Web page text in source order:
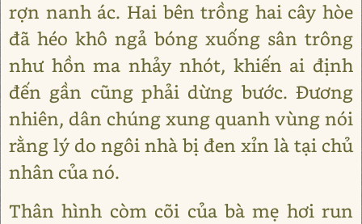
rợn nanh ác. Hai bên trồng hai cây hòe
đã héo khô ngả bóng xuống sân trông
như hồn ma nhảy nhót, khiến ai định
đến gần cũng phải dừng bước. Đương
nhiên, dân chúng xung quanh vùng nói
rằng lý do ngôi nhà bị đen xỉn là tại chủ
nhân của nó.
Thân hình còm cõi của bà mẹ hơi run